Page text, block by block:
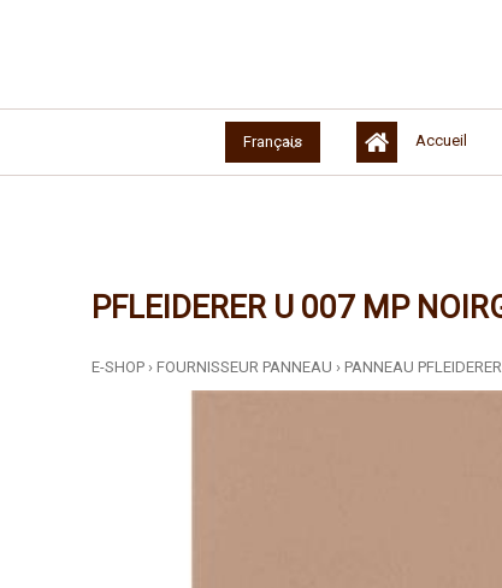
Français Accueil
PFLEIDERER U 007 MP
E-SHOP › FOURNISSEUR PANNEAU › PANNEAU PFLEIDERER